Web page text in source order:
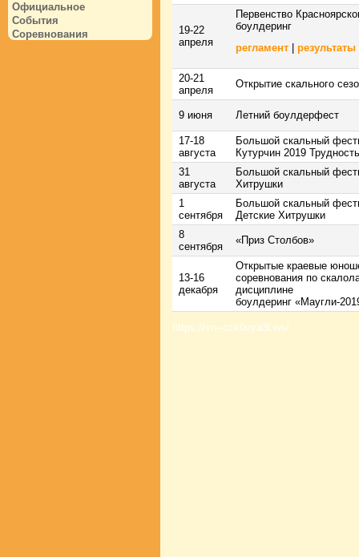
Официальное
События
Соревнования
19-22
апреля
Первенство
боулдеринг
регламент
результаты
20-21
апреля
Открытие скального
9 июня Летний боулдерфест
17-18
августа
Большой скальный
Кутурчин 2019 Трудность
31
августа
Большой скальный
Хитрушки
1
сентября
Большой скальный
Детские Хитрушки
8
сентября
«Приз Столбов»
13-16
декабря
Открытые краевые
соревнования по
дисциплине
боулдеринг «Маугли-
https://xn--cck0cya3l.ws/